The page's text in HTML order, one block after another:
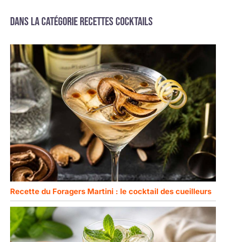
Dans la catégorie Recettes cocktails
Recette du Foragers Martini : le cocktail des cueilleurs